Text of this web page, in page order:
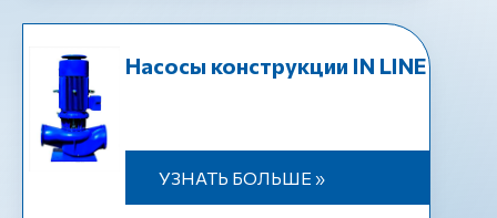
Насосы конструкции IN LINE
УЗНАТЬ БОЛЬШЕ »